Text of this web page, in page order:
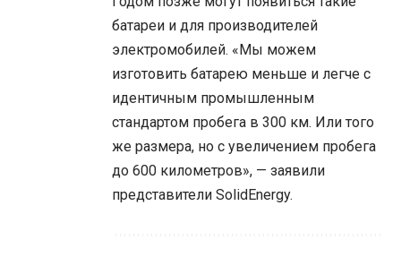
батареи и для производителей
электромобилей. «Мы можем
изготовить батарею меньше и легче с
идентичным промышленным
стандартом пробега в 300 км. Или того
же размера, но с увеличением пробега
до 600 километров», — заявили
представители SolidEnergy.